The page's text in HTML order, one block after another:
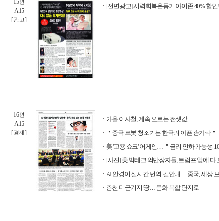
15면
A15
[광고]
[전면광고] 시력회복운동기 아이존 40% 할인!
16면
A16
[경제]
가을 이사철, 계속 오르는 전셋값
＂중국 로봇 청소기는 한국의 아픈 손가락＂
美 '고용 쇼크' 어게인… ＂금리 인하 가능성
[사진] 美 빅테크 억만장자들, 트럼프 앞에 다
AI 안경이 실시간 번역·길안내… 중국, 세상
춘천 미군기지 땅… 문화 복합 단지로